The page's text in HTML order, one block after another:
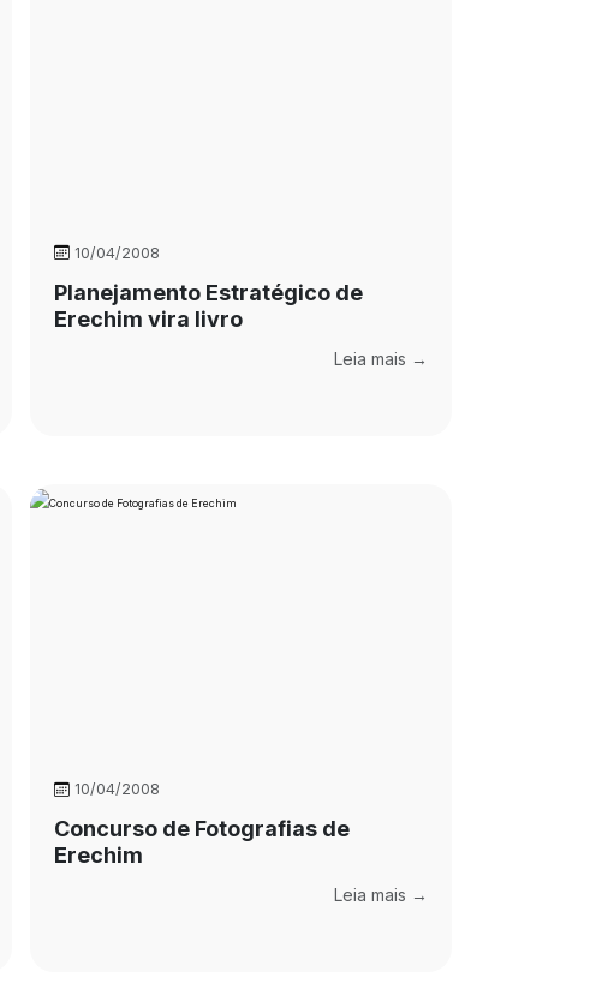
10/04/2008
Planejamento Estratégico de
Erechim vira livro
Leia mais →
10/04/2008
Concurso de Fotografias de
Erechim
Leia mais →